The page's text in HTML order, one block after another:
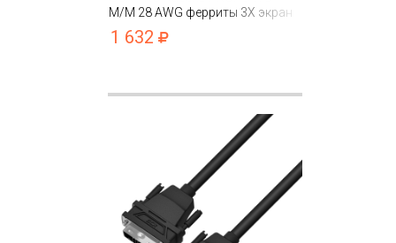
M/M 28 AWG ферриты 3X экран
фольга/оплетка
1 632